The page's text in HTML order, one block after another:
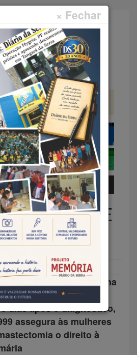
× Fechar
Menu
O DIREITO DE
SER CUIDADA
Artigos
12.732/2012) determina
no SUS deve
dias após o diagnóstico,
assegura às mulheres
o direito à